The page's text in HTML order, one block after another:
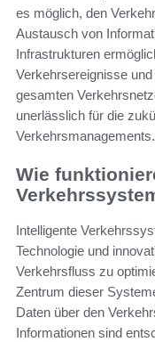
es möglich, den
Austausch von
Infrastrukturen
Verkehrsereignisse
gesamten
unerlässlich für die
Verkehrsmanagements.
Wie
Intelligente
Technologie und
Verkehrsfluss zu
Zentrum dieser
Daten über den
Informationen sind